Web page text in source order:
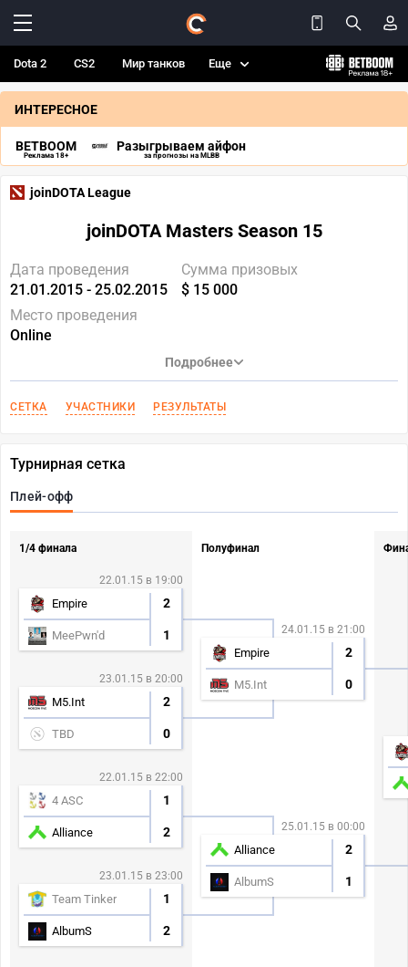
Dota 2 CS2 Мир танков Еще
ИНТЕРЕСНОЕ
BETBOOM
Реклама 18+
Разыгрываем айфон
за прогнозы на MLBB
joinDOTA League
joinDOTA Masters Season 15
Дата проведения
21.01.2015 - 25.02.2015
Сумма призовых
$ 15 000
Место проведения
Online
Подробнее
СЕТКА УЧАСТНИКИ РЕЗУЛЬТАТЫ
Турнирная сетка
Плей-офф
1/4 финала
22.01.15 в 19:00
Empire 2
MeePwn'd 1
23.01.15 в 20:00
M5.Int 2
TBD 0
22.01.15 в 22:00
4 ASC 1
Alliance 2
23.01.15 в 23:00
Team Tinker 1
AlbumS 2
Полуфинал
24.01.15 в 21:00
Empire 2
M5.Int 0
25.01.15 в 00:00
Alliance 2
AlbumS 1